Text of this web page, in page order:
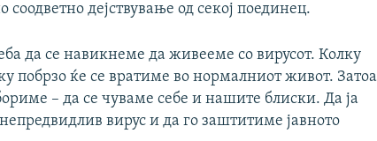
соодветно дејствување од секој поединец.
да се навикнеме да живееме со вирусот. Колку
побрзо ќе се вратиме во нормалниот живот. Затоа
– да се чуваме себе и нашите блиски. Да ја
вирус и да го заштитиме јавното